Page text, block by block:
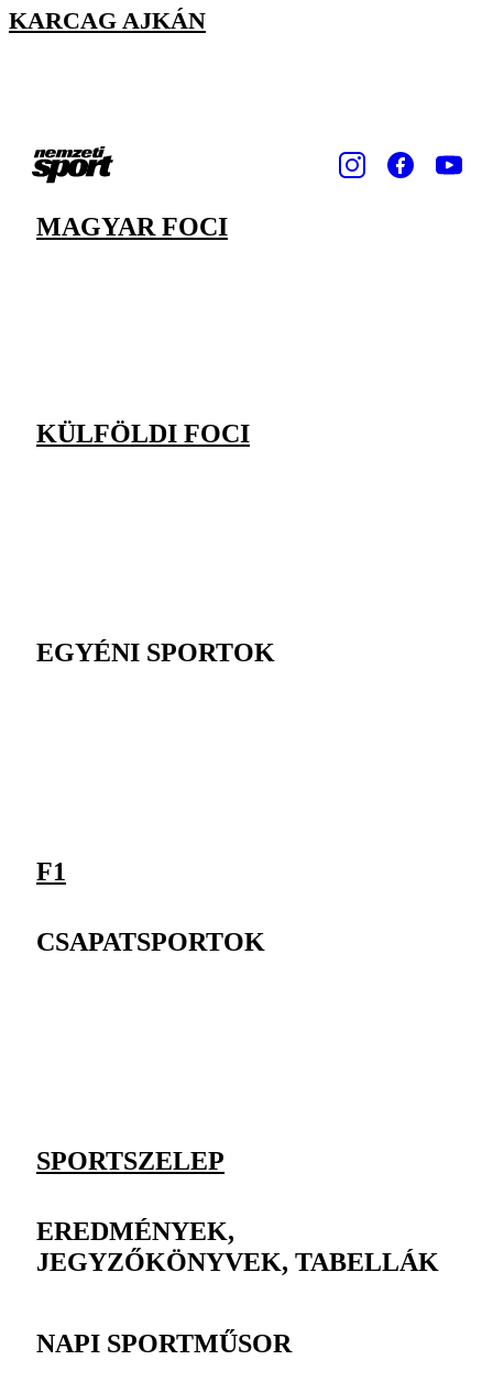
KARCAG AJKÁN
MAGYAR FOCI
KÜLFÖLDI FOCI
EGYÉNI SPORTOK
F1
CSAPATSPORTOK
SPORTSZELEP
EREDMÉNYEK,
JEGYZŐKÖNYVEK, TABELLÁK
NAPI SPORTMŰSOR